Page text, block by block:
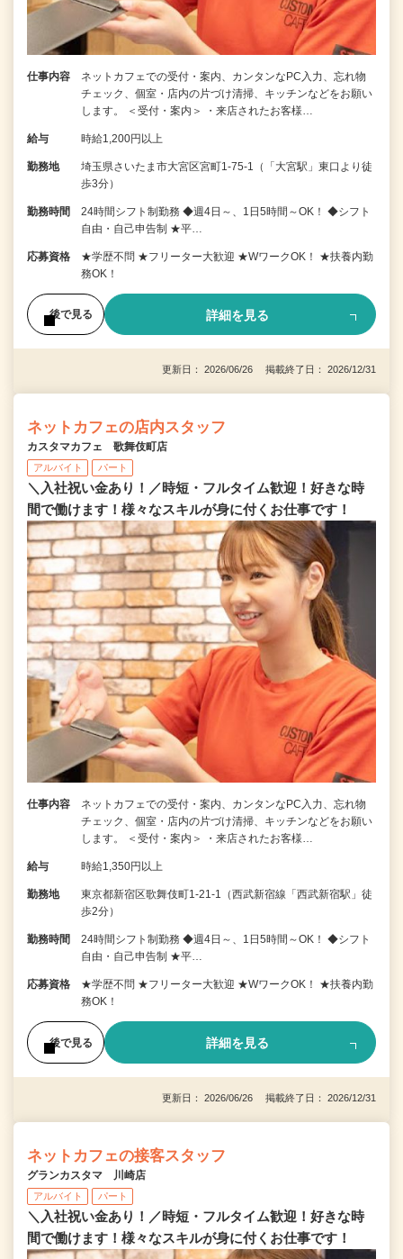
仕事内容
ネットカフェでの受付・案内、カンタンなPC入力、忘れ物
チェック、個室・店内の片づけ清掃、キッチンなどをお願い
します。 ＜受付・案内＞ ・来店されたお客様…
給与 時給1,200円以上
勤務地
埼玉県さいたま市大宮区宮町1-75-1（「大宮駅」東口より徒
歩3分）
勤務時間
24時間シフト制勤務 ◆週4日～、1日5時間～OK！ ◆シフト
自由・自己申告制 ★平…
応募資格
★学歴不問 ★フリーター大歓迎 ★WワークOK！ ★扶養内勤
務OK！
後で見る 詳細を見る
更新日： 2026/06/26 掲載終了日： 2026/12/31
ネットカフェの店内スタッフ
カスタマカフェ 歌舞伎町店
アルバイト パート
＼入社祝い金あり！／時短・フルタイム歓迎！好きな時
間で働けます！様々なスキルが身に付くお仕事です！
仕事内容
ネットカフェでの受付・案内、カンタンなPC入力、忘れ物
チェック、個室・店内の片づけ清掃、キッチンなどをお願い
します。 ＜受付・案内＞ ・来店されたお客様…
給与 時給1,350円以上
勤務地
東京都新宿区歌舞伎町1-21-1（西武新宿線「西武新宿駅」徒
歩2分）
勤務時間
24時間シフト制勤務 ◆週4日～、1日5時間～OK！ ◆シフト
自由・自己申告制 ★平…
応募資格
★学歴不問 ★フリーター大歓迎 ★WワークOK！ ★扶養内勤
務OK！
後で見る 詳細を見る
更新日： 2026/06/26 掲載終了日： 2026/12/31
ネットカフェの接客スタッフ
グランカスタマ 川崎店
アルバイト パート
＼入社祝い金あり！／時短・フルタイム歓迎！好きな時
間で働けます！様々なスキルが身に付くお仕事です！